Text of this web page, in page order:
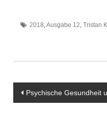
2018,Ausgabe 12, Tristan
Psychische Gesundheit